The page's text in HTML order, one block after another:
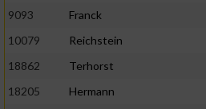
9093
Franck
10079
Reichstein
18862
Terhorst
18205
Hermann